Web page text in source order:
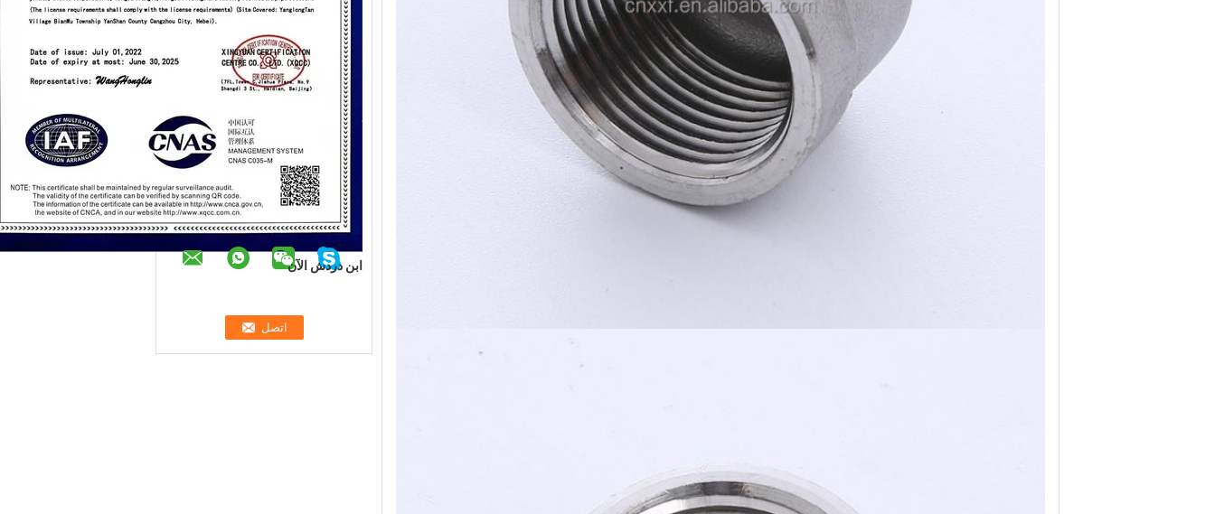
اترك رسالة
ابن دردش الآن